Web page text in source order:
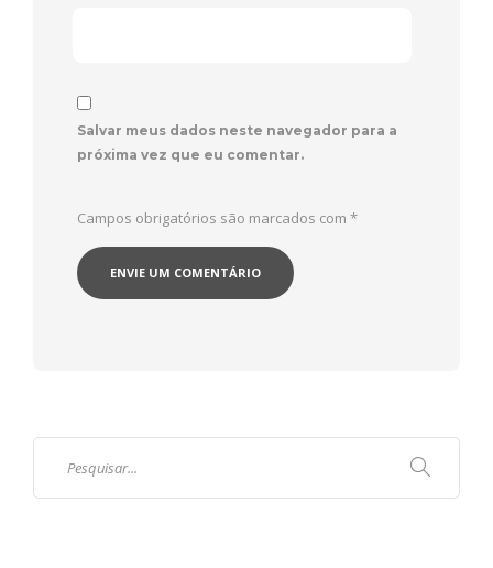
Salvar meus dados neste navegador para a
próxima vez que eu comentar.
Campos obrigatórios são marcados com *